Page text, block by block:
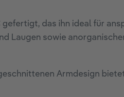
gefertigt, das ihn ideal für
Laugen sowie
Armdesign